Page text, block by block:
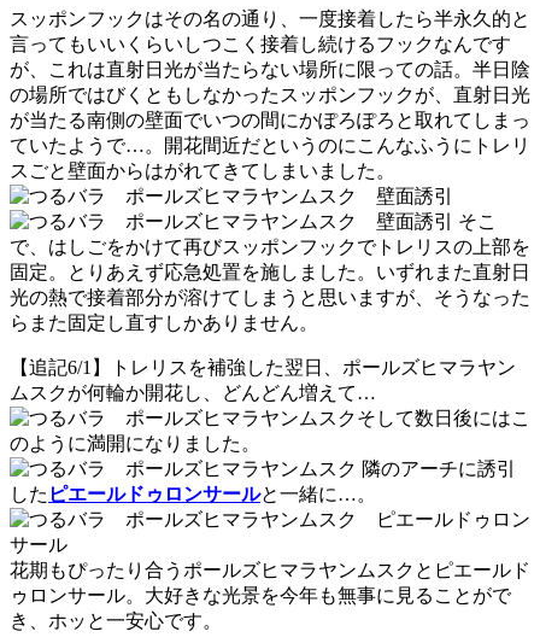
スッポンフックはその名の通り、一度接着したら半永久的と
言ってもいいくらいしつこく接着し続けるフックなんです
が、これは直射日光が当たらない場所に限っての話。半日陰
の場所ではびくともしなかったスッポンフックが、直射日光
が当たる南側の壁面でいつの間にかぽろぽろと取れてしまっ
ていたようで…。開花間近だというのにこんなふうにトレリ
スごと壁面からはがれてきてしまいました。
そこ
で、はしごをかけて再びスッポンフックでトレリスの上部を
固定。とりあえず応急処置を施しました。いずれまた直射日
光の熱で接着部分が溶けてしまうと思いますが、そうなった
らまた固定し直すしかありません。
【追記6/1】トレリスを補強した翌日、ポールズヒマラヤン
ムスクが何輪か開花し、どんどん増えて…
そして数日後にはこ
のように満開になりました。
隣のアーチに誘引
した ピエールドゥロンサールと一緒に…。
花期もぴったり合うポールズヒマラヤンムスクとピエールド
ゥロンサール。大好きな光景を今年も無事に見ることがで
き、ホッと一安心です。